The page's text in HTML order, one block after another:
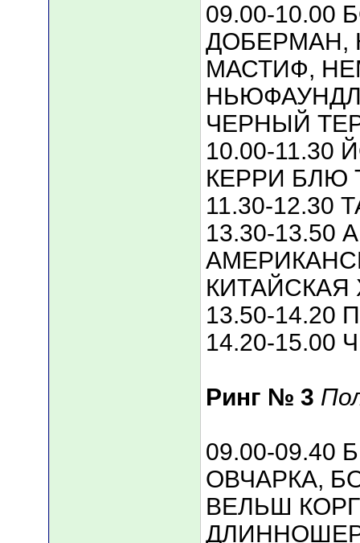
09.00-10.00
ДОБЕРМАН,
МАСТИФ,
ЧЕРНЫЙ
10.00-
КЕРРИ БЛЮ
11.30-12.30
13.30-
КИТАЙСКАЯ
13.50-14.20
14.20-15.00
Ринг № 3
09.00-09.40
ОВЧАРКА,
ВЕЛЬШ